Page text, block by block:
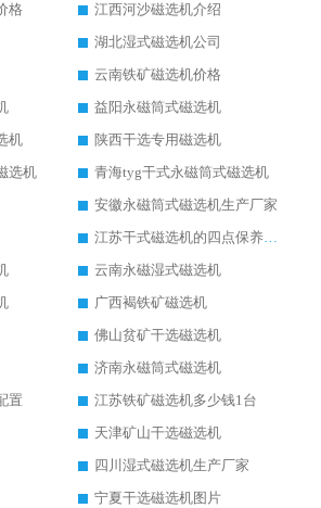
格
江西河沙磁选机介绍
湖北湿式磁选机公司
云南铁矿磁选机价格
益阳永磁筒式磁选机
机
陕西干选专用磁选机
选机
青海tyg干式永磁筒式磁选机
安徽永磁筒式磁选机生产厂家
江苏干式磁选机的四点保养秘籍
云南永磁湿式磁选机
广西褐铁矿磁选机
佛山贫矿干选磁选机
济南永磁筒式磁选机
置
江苏铁矿磁选机多少钱1台
天津矿山干选磁选机
四川湿式磁选机生产厂家
宁夏干选磁选机图片